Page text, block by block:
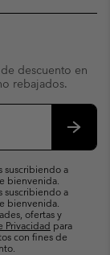
descuento en
rebajados.
suscribiendo a
bienvenida.
suscribiendo a
bienvenida.
ofertas y
Privacidad para
con fines de